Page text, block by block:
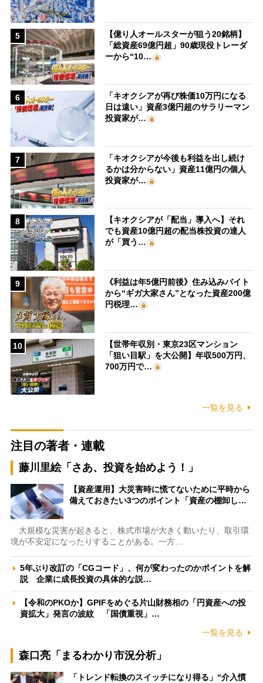
5
【億り人オールスターが狙う20銘柄】
「総資産69億円超」90歳現役トレーダ
ーから“10…
6
「キオクシアが再び株価10万円になる
日は遠い」資産3億円超のサラリーマン
投資家が…
7
「キオクシアが今後も利益を出し続け
るかは分からない」資産11億円の個人
投資家が…
8
【キオクシアが「配当」導入へ】それ
でも資産10億円超の配当株投資の達人
が「買う…
9
《利益は年5億円前後》住み込みバイト
から“ギガ大家さん”となった資産200億
円税理…
10
【世帯年収別・東京23区マンション
「狙い目駅」を大公開】年収500万円、
700万円で…
一覧を見る
注目の著者・連載
藤川里絵「さあ、投資を始めよう！」
【資産運用】大災害時に慌てないために平時から
備えておきたい3つのポイント「資産の棚卸し…
大規模な災害が起きると、株式市場が大きく動いたり、取引環
境が不安定になったりすることがある。一方…
5年ぶり改訂の「CGコード」、何が変わったのかポイントを解
説 企業に成長投資の具体的な説…
【令和のPKOか】GPIFをめぐる片山財務相の「円資産への投
資拡大」発言の波紋 「国債重視」…
一覧を見る
森口亮「まるわかり市況分析」
「トレンド転換のスイッチになり得る」“介入慣